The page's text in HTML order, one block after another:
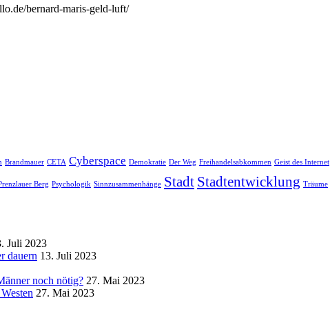
bernard-maris-geld-luft/
Brandmauer CETA Cyberspace Demokratie Der Weg Freihandelsabkommen Geist des Internet
Berg Psychologik Sinnzusammenhänge Stadt Stadtentwicklung Träume
Juli 2023
dauern 13. Juli 2023
noch nötig? 27. Mai 2023
27. Mai 2023